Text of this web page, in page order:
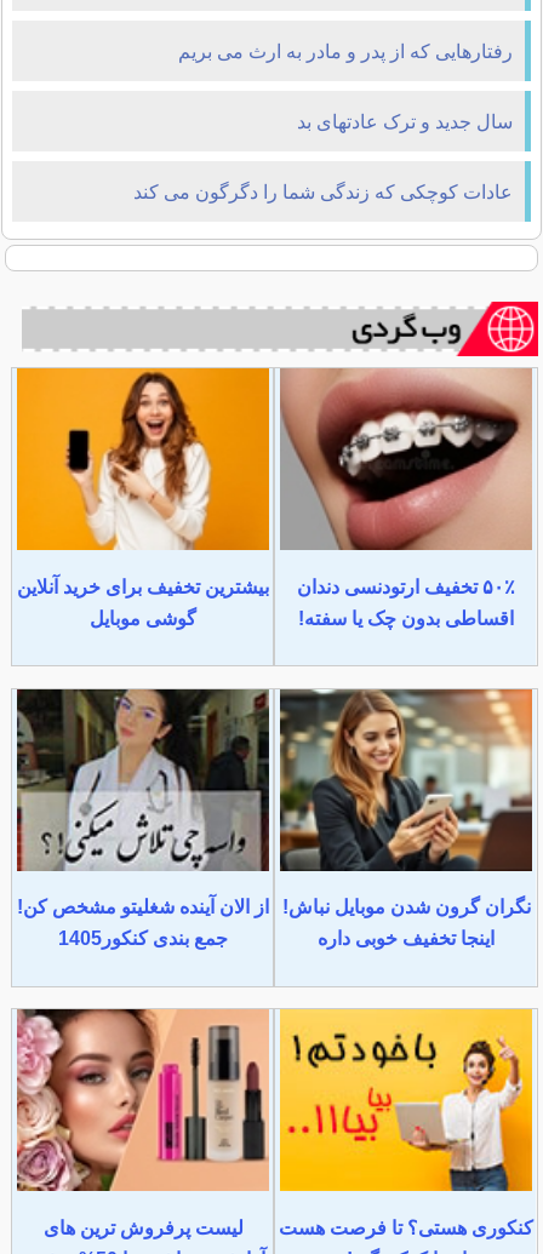
رفتارهایی که از پدر و مادر به ارث می بریم
سال جدید و ترک عادتهای بد
عادات کوچکی که زندگی شما را دگرگون می کند
۵۰٪ تخفیف ارتودنسی دندان
اقساطی بدون چک یا سفته!
بیشترین تخفیف برای خرید آنلاین
گوشی موبایل
نگران گرون شدن موبایل نباش!
اینجا تخفیف خوبی داره
از الان آینده شغلیتو مشخص کن!
جمع بندی کنکور1405
کنکوری هستی؟ تا فرصت هست
لیست پرفروش ترین های